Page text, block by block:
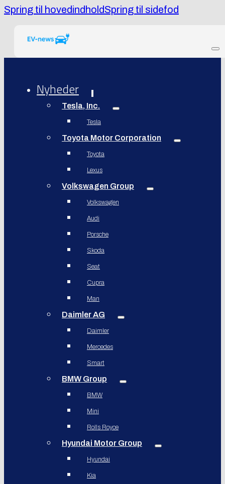
Spring til hovedindholdSpring til sidefod
Nyheder
Tesla, Inc.
Tesla
Toyota Motor Corporation
Toyota
Lexus
Volkswagen Group
Volkswagen
Audi
Porsche
Skoda
Seat
Cupra
Man
Daimler AG
Daimler
Mercedes
Smart
BMW Group
BMW
Mini
Rolls Royce
Hyundai Motor Group
Hyundai
Kia